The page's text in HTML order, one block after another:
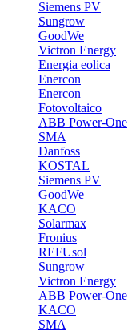
Siemens PV
Sungrow
GoodWe
Victron Energy
Energia eolica
Enercon
Enercon
Fotovoltaico
ABB Power-One
SMA
Danfoss
KOSTAL
Siemens PV
GoodWe
KACO
Solarmax
Fronius
REFUsol
Sungrow
Victron Energy
ABB Power-One
KACO
SMA